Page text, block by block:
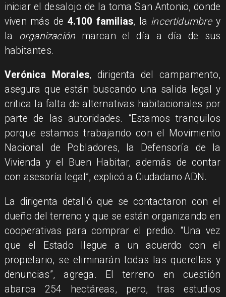
iniciar el desalojo de la toma San Antonio, donde
viven más de 4.100 familias, la incertidumbrey
la organización marcan el día a día de sus
habitantes.
Verónica Morales, dirigenta del campamento,
asegura que están buscando una salida legal y
critica la falta de alternativas habitacionales por
parte de las autoridades. “Estamos tranquilos
porque estamos trabajando con el Movimiento
Nacional de Pobladores, la Defensoría de la
Vivienda y el Buen Habitar, además de contar
con asesoría legal”, explicó a Ciudadano ADN.
La dirigenta detalló que se contactaron con el
dueño del terreno y que se están organizando en
cooperativas para comprar el predio. “Una vez
que el Estado llegue a un acuerdo con el
propietario, se eliminarán todas las querellas y
denuncias”, agrega. El terreno en cuestión
abarca 254 hectáreas, pero, tras estudios